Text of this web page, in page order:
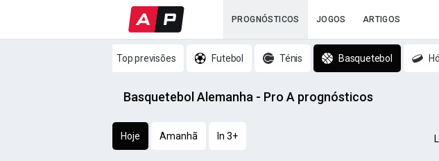
PROGNÓSTICOS JOGOS ARTIGOS
Top previsões Futebol Ténis Basquetebol
Basquetebol Alemanha - Pro A prognósticos
Hoje Amanhã In 3+